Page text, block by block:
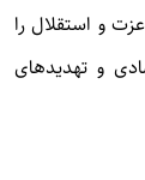
و استقلال را
و تهدیدهای